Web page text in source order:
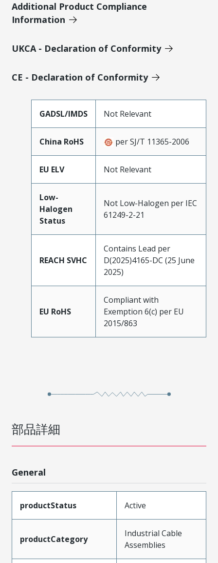
Additional Product Compliance
Information
UKCA - Declaration of Conformity
CE - Declaration of Conformity
GADSL/IMDS Not Relevant
China RoHS per SJ/T 11365-2006
EU ELV Not Relevant
Low-
Halogen
Status
Not Low-Halogen per IEC
61249-2-21
REACH SVHC
Contains Lead per
D(2025)4165-DC (25 June
2025)
EU RoHS
Compliant with
Exemption 6(c) per EU
2015/863
部品詳細
General
productStatus Active
productCategory
Industrial Cable
Assemblies